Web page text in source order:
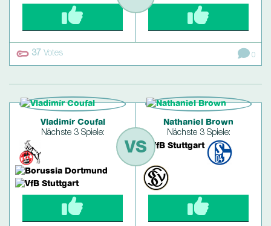
37 Votes 0
Vladimír Coufal
Nächste 3 Spiele:
VS
Nathaniel Brown
Nächste 3 Spiele: